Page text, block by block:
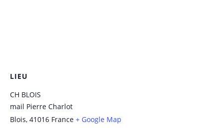
LIEU
CH BLOIS
mail Pierre Charlot
Blois, 41016 France + Google Map